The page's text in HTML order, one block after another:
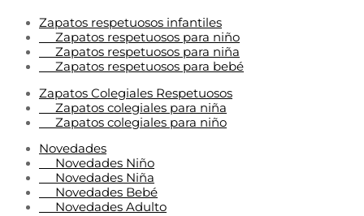
Zapatos respetuosos infantiles
Zapatos respetuosos para niño
Zapatos respetuosos para niña
Zapatos respetuosos para bebé
Zapatos Colegiales Respetuosos
Zapatos colegiales para niña
Zapatos colegiales para niño
Novedades
Novedades Niño
Novedades Niña
Novedades Bebé
Novedades Adulto